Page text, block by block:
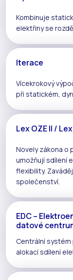
Kombinuje
elektřiny se
Iterace
Vícekrokový
při statickém,
Lex OZE II /
Novely zákona o
umožňujísdílení
flexibility.
společenství.
EDC –
datové
Centrální
alokacísdílení